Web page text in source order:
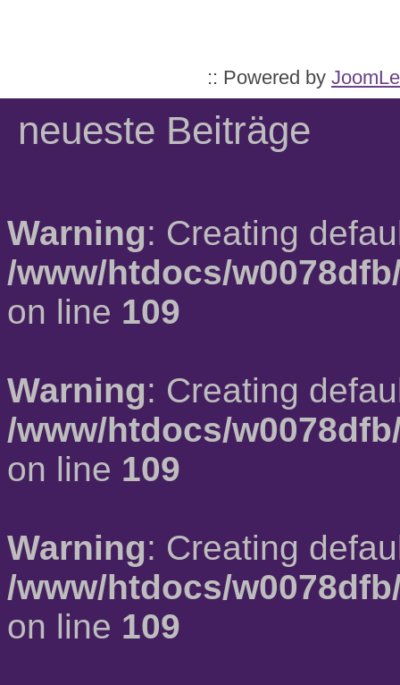
:: Powered by
neueste Beiträge
Warning: Creating
/www/htdocs/
on line 109
Warning: Creating
/www/htdocs/
on line 109
Warning: Creating
/www/htdocs/
on line 109